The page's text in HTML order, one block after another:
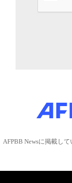
AFPBB Newsに掲載し